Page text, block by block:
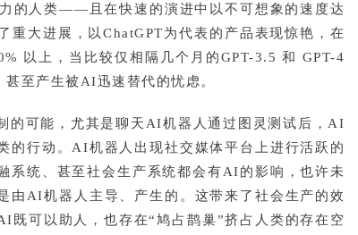
的人类——且在快速的演进中以不可想象的速度达
重大进展，以ChatGPT为代表的产品表现惊艳，在
以上，当比较仅相隔几个月的GPT-3.5 和 GPT-4
至产生被AI迅速替代的忧虑。
的可能，尤其是聊天AI机器人通过图灵测试后，AI
的行动。AI机器人出现社交媒体平台上进行活跃的
系统、甚至社会生产系统都会有AI的影响，也许未
由AI机器人主导、产生的。这带来了社会生产的效
既可以助人，也存在“鸠占鹊巢”挤占人类的存在空